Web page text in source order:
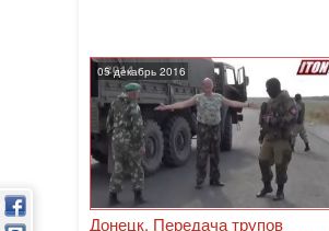
05 декабрь 2016
Донецк. Передача трупов